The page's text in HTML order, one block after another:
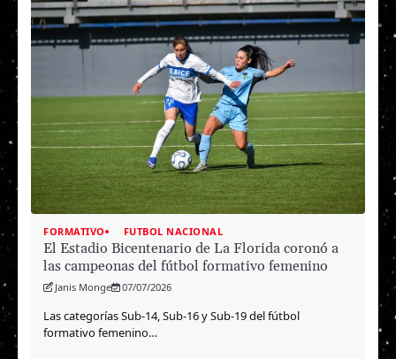
FORMATIVO FUTBOL NACIONAL
El Estadio Bicentenario de La Florida coronó a
las campeonas del fútbol formativo femenino
Janis Monge 07/07/2026
Las categorías Sub-14, Sub-16 y Sub-19 del fútbol
formativo femenino…